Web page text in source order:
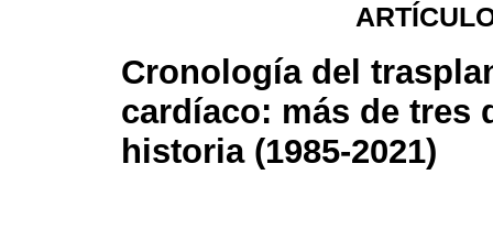
Cronología del
cardíaco: más de tres
historia (1985-2021)